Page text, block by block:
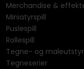
Merchandise &
Miniatyrspill
Puslespill
Rollespill
Tegne- og maleutstyr
Tegneserier